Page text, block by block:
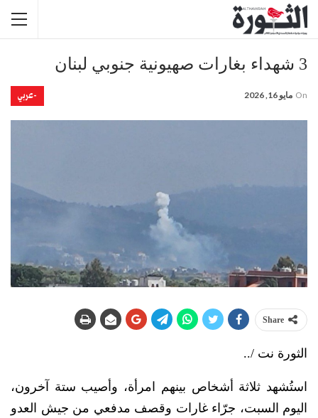
3 شهداء بغارات صهيونية جنوبي لبنان
-عربي On مايو 16, 2026
Share
الثورة نت /..
استُشهد ثلاثة أشخاص بينهم امرأة، وأصيب ستة آخرون،
اليوم السبت، جرّاء غارات وقصف مدفعي من جيش العدو